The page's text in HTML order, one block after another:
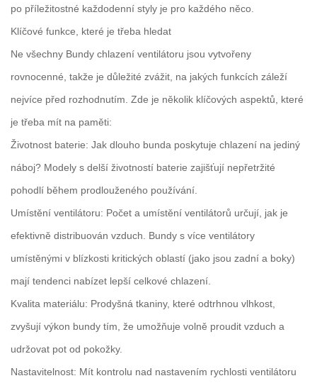
po příležitostné každodenní styly je pro každého něco.
Klíčové funkce, které je třeba hledat
Ne všechny Bundy chlazení ventilátoru jsou vytvořeny
rovnocenné, takže je důležité zvážit, na jakých funkcích záleží
nejvíce před rozhodnutím. Zde je několik klíčových aspektů, které
je třeba mít na paměti:
Životnost baterie: Jak dlouho bunda poskytuje chlazení na jediný
náboj? Modely s delší životností baterie zajišťují nepřetržité
pohodlí během prodlouženého používání.
Umístění ventilátoru: Počet a umístění ventilátorů určují, jak je
efektivně distribuován vzduch. Bundy s více ventilátory
umístěnými v blízkosti kritických oblastí (jako jsou zadní a boky)
mají tendenci nabízet lepší celkové chlazení.
Kvalita materiálu: Prodyšná tkaniny, které odtrhnou vlhkost,
zvyšují výkon bundy tím, že umožňuje volně proudit vzduch a
udržovat pot od pokožky.
Nastavitelnost: Mít kontrolu nad nastavením rychlosti ventilátoru